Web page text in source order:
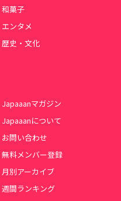
和菓子
エンタメ
歴史・文化
Japaaanマガジン
Japaaanについて
お問い合わせ
無料メンバー登録
月別アーカイブ
週間ランキング